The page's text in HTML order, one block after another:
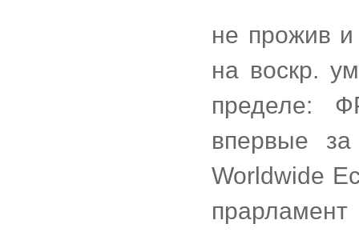
не прожив и
на воскр.
пределе:
впервые
Worldwide